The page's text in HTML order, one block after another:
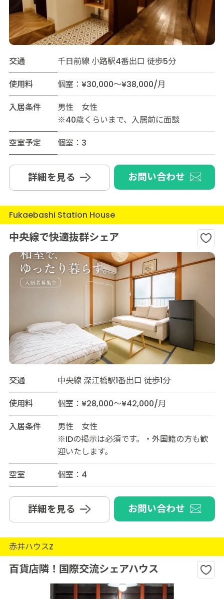
交通
千日前線 小路駅4番出口 徒歩5分
使用料
個室：¥30,000～¥38,000/月
入居条件
男性 女性
※40歳くらいまで、入居前に面談
空室予定
個室：3
詳細を見る お問い合わせ
Fukaebashi Station House
中央線で快適抜群シェア
交通
中央線 深江橋駅1番出口 徒歩1分
使用料
個室：¥28,000～¥42,000/月
入居条件
男性 女性
※IDの掲示は必須です。・外国籍の方も歓
迎いたします。
空室
個室：4
詳細を見る お問い合わせ
赤井ハウスZ
百貨店隣！国際交流シェアハウス